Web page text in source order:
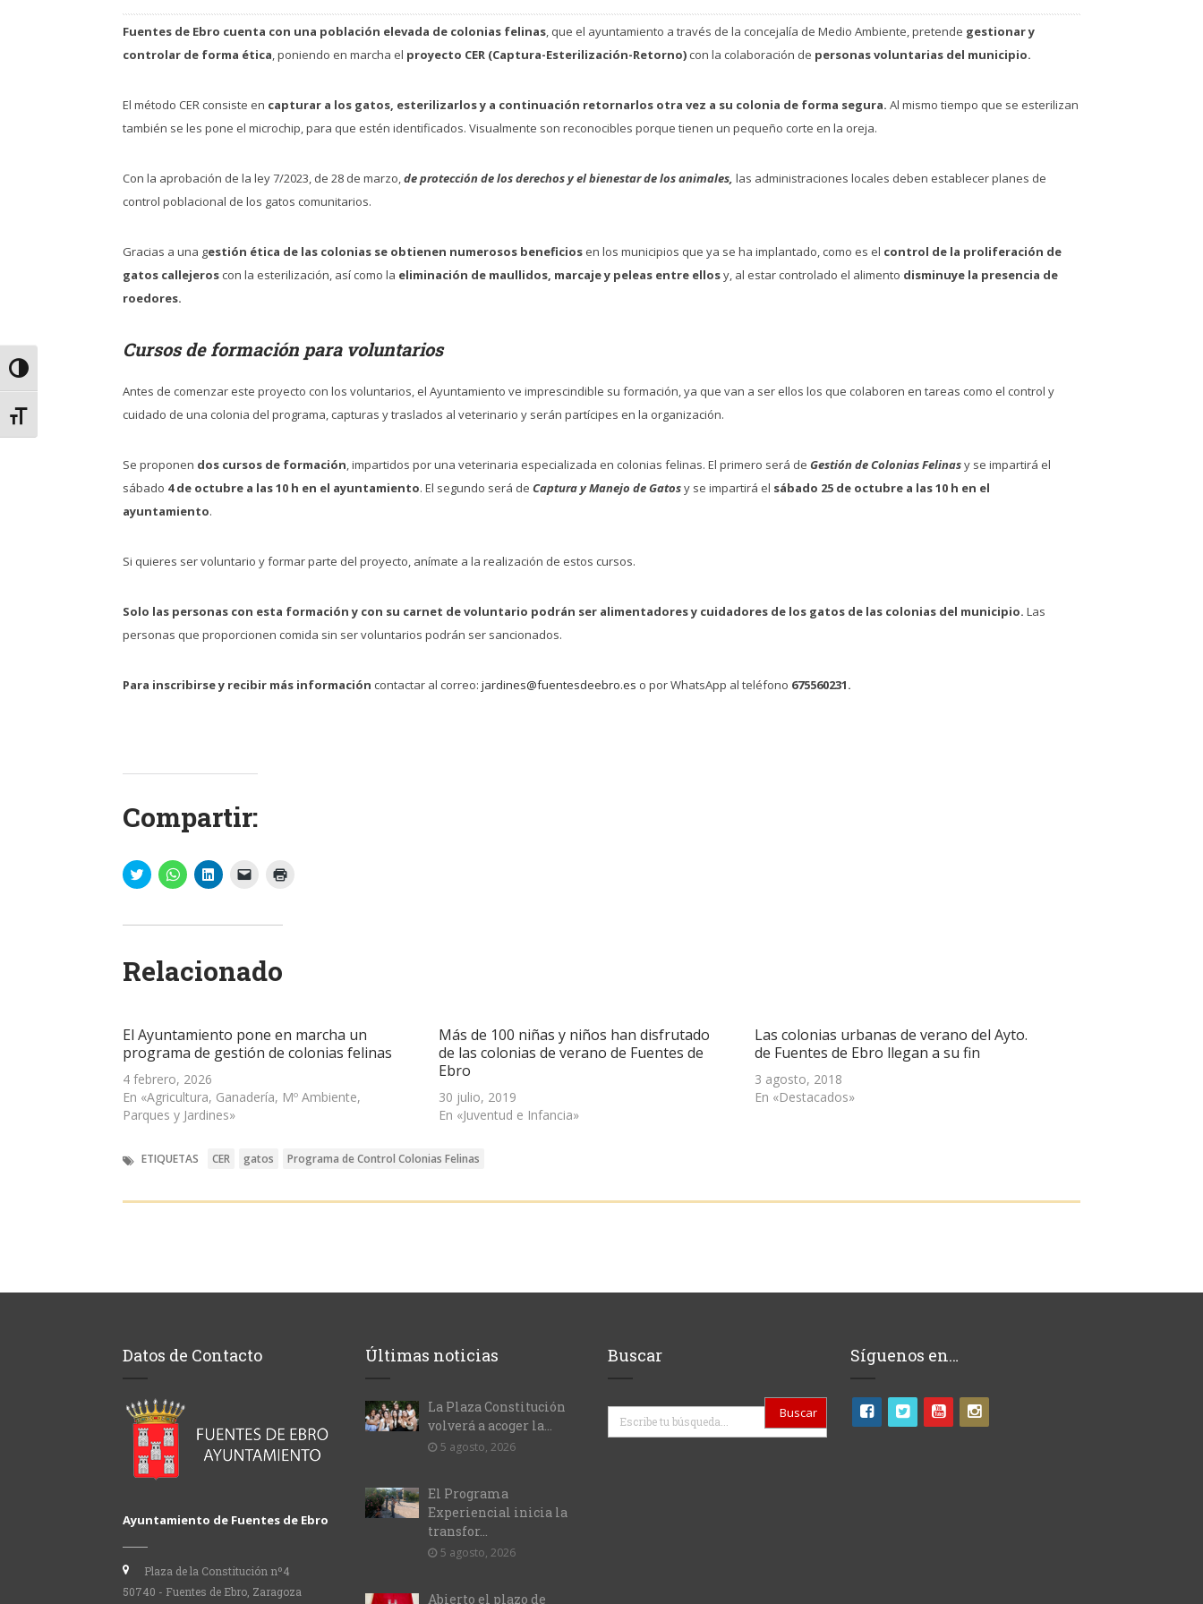
Alternar alto contraste
Alternar tamaño de letra
Fuentes de Ebro cuenta con una población elevada de colonias felinas, que el ayuntamiento a través de la concejalía de Medio Ambiente, pretende gestionar y
controlar de forma ética, poniendo en marcha el proyecto CER (Captura-Esterilización-Retorno) con la colaboración de personas voluntarias del municipio.
El método CER consiste en capturar a los gatos, esterilizarlos y a continuación retornarlos otra vez a su colonia de forma segura. Al mismo tiempo que se esterilizan
también se les pone el microchip, para que estén identificados. Visualmente son reconocibles porque tienen un pequeño corte en la oreja.
Con la aprobación de la ley 7/2023, de 28 de marzo,de protección de los derechos y el bienestar de los animales, las administraciones locales deben establecer planes de
control poblacional de los gatos comunitarios.
Gracias a una gestión ética de las colonias se obtienen numerosos beneficios en los municipios que ya se ha implantado, como es el control de la proliferación de
gatos callejeros con la esterilización, así como la eliminación de maullidos, marcaje y peleas entre ellosy, al estar controlado el alimento disminuye la presencia de
roedores.
Cursos de formación para voluntarios
Antes de comenzar este proyecto con los voluntarios, el Ayuntamiento ve imprescindible su formación, ya que van a ser ellos los que colaboren en tareas como el control y
cuidado de una colonia del programa, capturas y traslados al veterinario y serán partícipes en la organización.
Se proponen dos cursos de formación, impartidos por una veterinaria especializada en colonias felinas. El primero será de Gestión de Colonias Felinasy se impartirá el
sábado 4 de octubre a las 10 h en el ayuntamiento. El segundo será de Captura y Manejo deGatosy se impartirá el sábado 25 de octubre a las 10 h en el
ayuntamiento.
Si quieres ser voluntario y formar parte del proyecto, anímate a la realización de estos cursos.
Solo las personas con esta formación y con su carnet de voluntario podrán ser alimentadores y cuidadores de los gatos de las colonias del municipio. Las
personas que proporcionen comida sin ser voluntarios podrán ser sancionados.
Para inscribirse y recibir más información contactar al correo: jardines@fuentesdeebro.es o por WhatsApp al teléfono 675560231.
Compartir:
Haz
clic
Twitter
en
una
Haz
clic
WhatsApp
en
una
Haz
clic
LinkedIn
en
una
Haz
enlace
electrónico
a
en
una
ventana
Relacionado
El Ayuntamiento pone en marcha un
programa de gestión de colonias felinas
4 febrero, 2026
En «Agricultura, Ganadería, Mº Ambiente,
Parques y Jardines»
Más de 100 niñas y niños han disfrutado
de las colonias de verano de Fuentes de
Ebro
30 julio, 2019
En «Juventud e Infancia»
Las colonias urbanas de verano del Ayto.
de Fuentes de Ebro llegan a su fin
3 agosto, 2018
En «Destacados»
ETIQUETAS CER gatos Programa de Control Colonias Felinas
Datos de Contacto
Ayuntamiento de Fuentes de Ebro
Plaza de la Constitución nº4
50740 - Fuentes de Ebro, Zaragoza
Últimas noticias
La Plaza Constitución
volverá a acoger la...
5 agosto, 2026
El Programa
Experiencial inicia la
transfor...
5 agosto, 2026
Abierto el plazo de
Buscar
Buscar
Síguenos en…